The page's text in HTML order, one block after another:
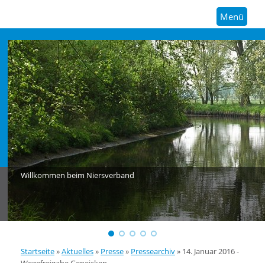
Menü
Willkommen beim Niersverband
Startseite»Aktuelles» Presse» Pressearchiv» 14. Januar 2016 -